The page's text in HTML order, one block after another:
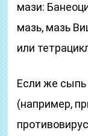
мази:
мазь, мазь
или
Если же
(например,